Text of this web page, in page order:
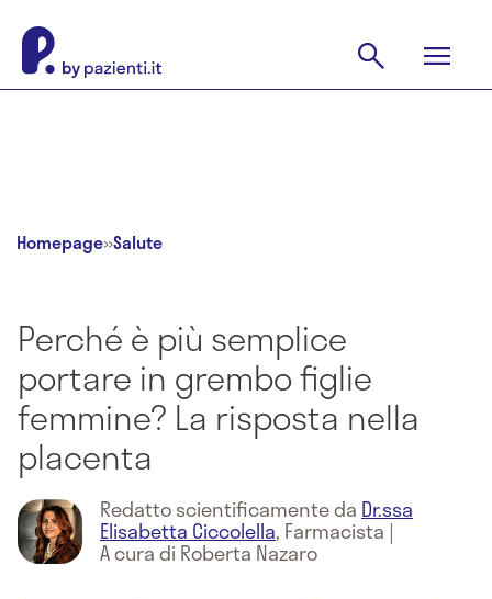
Homepage»Salute
Perché è più semplice
portare in grembo figlie
femmine? La risposta nella
placenta
Redatto scientificamente da Dr.ssa
Elisabetta Ciccolella, Farmacista |
A cura di Roberta Nazaro